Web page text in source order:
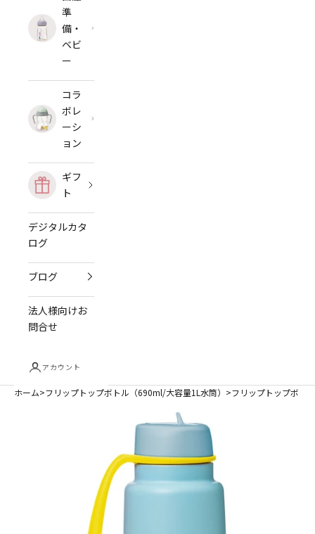
準
備・
ベビ
ー
コラ
ボレ
ーシ
ョン
ギフ
ト
デジタルカタ
ログ
ブログ
法人様向けお
問合せ
アカウント
ホーム フリップトップボトル（690ml/大容量1L水筒） フリップトップボト